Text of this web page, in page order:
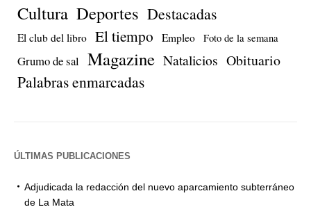
Cultura Deportes Destacadas
El club del libro El tiempo Empleo Foto de la semana
Grumo de sal Magazine Natalicios Obituario
Palabras enmarcadas
ÚLTIMAS PUBLICACIONES
Adjudicada la redacción del nuevo aparcamiento subterráneo
de La Mata